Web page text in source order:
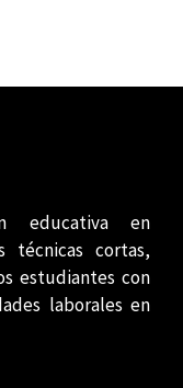
educativa en
técnicas cortas,
estudiantes con
laborales en